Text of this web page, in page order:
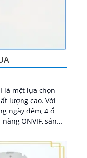
là một lựa chọn
cao. Với
ngày đêm, 4 ổ
ONVIF, sản